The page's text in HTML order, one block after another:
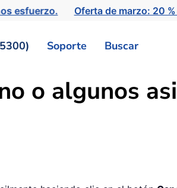
esfuerzo. Oferta de marzo: 20
Soporte Buscar
o algunos